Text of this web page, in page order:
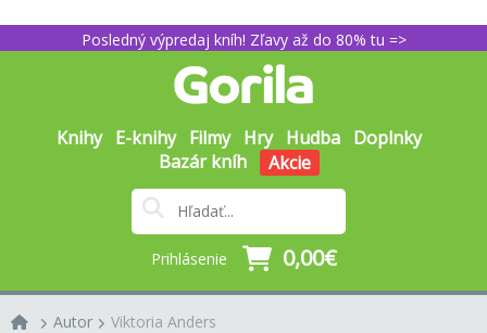
Posledný výpredaj kníh! Zľavy až do 80% tu =>
Knihy E-knihy Filmy Hry Hudba Doplnky
Bazár kníh
Akcie
Prihlásenie 0,00€
Autor Viktoria Anders